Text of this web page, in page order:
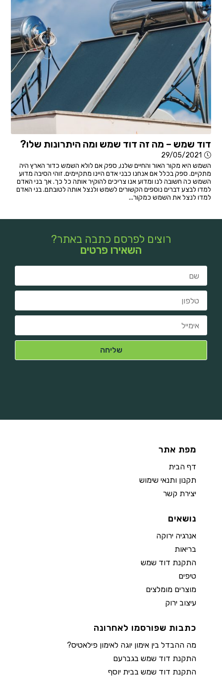
דוד שמש – מה זה דוד שמש ומה היתרונות שלו?
29/05/2021
השמש היא מקור האור והחיים שלנו, ספק אם לולא השמש כדור הארץ היה
מתקיים. ספק בכלל אם אנחנו כבני אדם היינו מתקיימים. זוהי הסיבה מדוע
השמש כה חשובה לנו ומדוע אנו צריכים להוקיר אותה כל כך. אך בני האדם
למדו לבצע דברים נוספים הקשורים לשמש ולנצל אותה לטובתם. בני האדם
למדו לנצל את השמש כמקור...
רוצים לפרסם כתבה באתר?
השאירו פרטים
מפת אתר
דף הבית
תקנון ותנאי שימוש
יצירת קשר
נושאים
אנרגיה ירוקה
בריאות
התקנת דוד שמש
טיפים
מוצרים מומלצים
עיצוב ירוק
כתבות שפורסמו לאחרונה
מה ההבדל בין אימון יוגה לאימון פילאטיס?
התקנת דוד שמש בגברעם
התקנת דוד שמש בבית יוסף